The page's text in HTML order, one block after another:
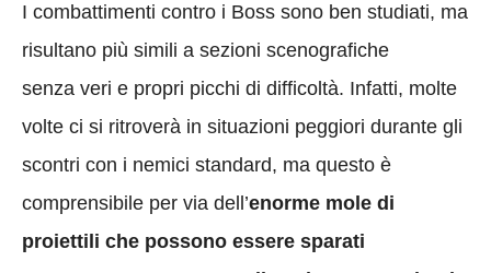
I combattimenti contro i Boss sono ben studiati, ma
risultano più simili a sezioni scenografiche
senza veri e propri picchi di difficoltà. Infatti, molte
volte ci si ritroverà in situazioni peggiori durante gli
scontri con i nemici standard, ma questo è
comprensibile per via dell’enorme mole di
proiettili che possono essere sparati